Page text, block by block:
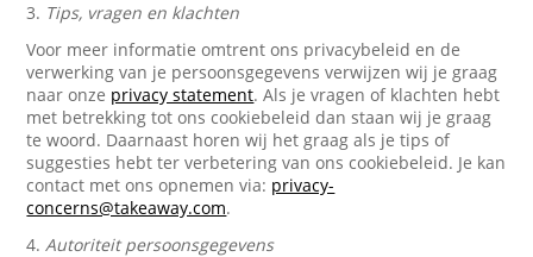
3. Tips, vragen en klachten
Voor meer informatie omtrent ons privacybeleid en de
verwerking van je persoonsgegevens verwijzen wij je graag
naar onze privacy statement. Als je vragen of klachten hebt
met betrekking tot ons cookiebeleid dan staan wij je graag
te woord. Daarnaast horen wij het graag als je tips of
suggesties hebt ter verbetering van ons cookiebeleid. Je kan
contact met ons opnemen via: privacy-
concerns@takeaway.com.
4.Autoriteit persoonsgegevens